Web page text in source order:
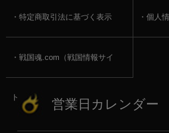
特定商取引法に基づく表示 個人
戦国魂.com（戦国情報サイ
ト） 営業日カレンダー